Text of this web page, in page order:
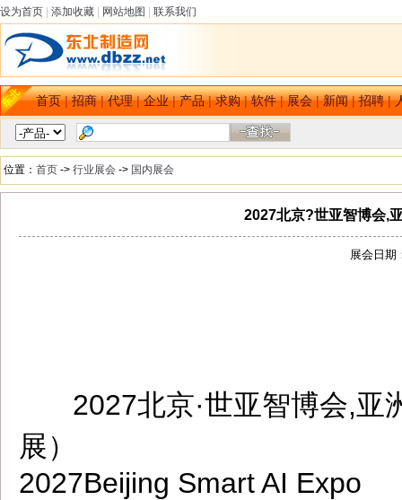
设为首页 添加收藏 网站地图 联系我们
首页|招商|代理|企业|产品|求购|软件|展会|新闻|招聘|
位置： 首页 -> 行业展会 -> 国内展会
2027北京?世亚智博会,
展会日期
2027北京·世亚智博会,亚
展）
2027Beijing Smart AI Expo